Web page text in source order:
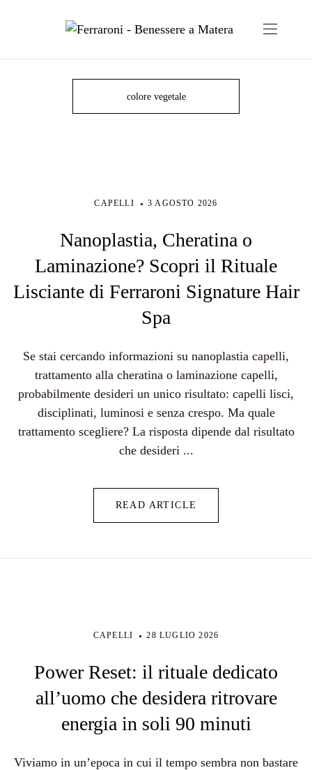
colore vegetale
CAPELLI 3 AGOSTO 2026
Nanoplastia, Cheratina o
Laminazione? Scopri il Rituale
Lisciante di Ferraroni Signature Hair
Spa
Se stai cercando informazioni su nanoplastia capelli,
trattamento alla cheratina o laminazione capelli,
probabilmente desideri un unico risultato: capelli lisci,
disciplinati, luminosi e senza crespo. Ma quale
trattamento scegliere? La risposta dipende dal risultato
che desideri ...
READ ARTICLE
CAPELLI 28 LUGLIO 2026
Power Reset: il rituale dedicato
all’uomo che desidera ritrovare
energia in soli 90 minuti
Viviamo in un’epoca in cui il tempo sembra non bastare